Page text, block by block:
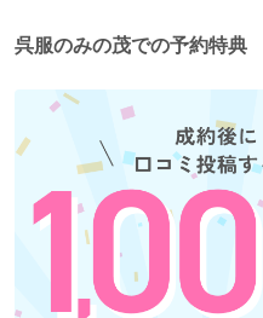
お手持ちの振袖
ママ振
コーディネ
大好
呉服のみの茂では、大切な呉服
呉服のみの茂での予約特典